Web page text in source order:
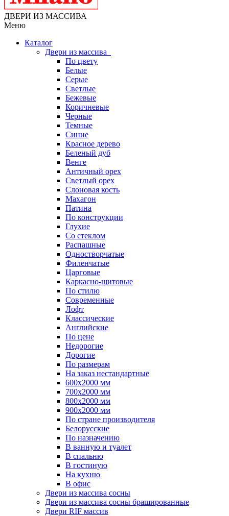
ДВЕРИ ИЗ МАССИВА
Меню
Каталог
Двери из массива
По цвету
Белые
Серые
Светлые
Бежевые
Коричневые
Черные
Темные
Синие
Красное дерево
Беленый дуб
Венге
Античный орех
Светлый орех
Слоновая кость
Махагон
Патина
По конструкции
Глухие
Со стеклом
Распашные
Одностворчатые
Филенчатые
Царговые
Каркасно-щитовые
По стилю
Современные
Лофт
Классические
Английские
По цене
Недорогие
Дорогие
По размерам
На заказ нестандартные
600х2000 мм
700х2000 мм
800х2000 мм
900х2000 мм
По стране производителя
Белорусские
По назначению
В ванную и туалет
В спальню
В гостиную
На кухню
В офис
Двери из массива сосны
Двери из массива сосны брашированные
Двери RIF массив